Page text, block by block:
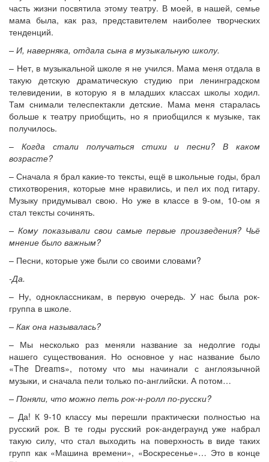
часть жизни посвятила этому театру. В моей, в нашей, семье
мама была, как раз, представителем наиболее творческих
тенденций.
– И, наверняка, отдала сына в музыкальную школу.
– Нет, в музыкальной школе я не учился. Мама меня отдала в
такую детскую драматическую студию при ленинградском
телевидении, в которую я в младших классах школы ходил.
Там снимали телеспектакли детские. Мама меня старалась
больше к театру приобщить, но я приобщился к музыке, так
получилось.
– Когда стали получаться стихи и песни? В каком
возрасте?
– Сначала я брал какие-то тексты, ещё в школьные годы, брал
стихотворения, которые мне нравились, и пел их под гитару.
Музыку придумывал свою. Но уже в классе в 9-ом, 10-ом я
стал тексты сочинять.
– Кому показывали свои самые первые произведения? Чьё
мнение было важным?
– Песни, которые уже были со своими словами?
-Да.
– Ну, одноклассникам, в первую очередь. У нас была рок-
группа в школе.
– Как она называлась?
– Мы несколько раз меняли название за недолгие годы
нашего существования. Но основное у нас название было
«The Dreams», потому что мы начинали с англоязычной
музыки, и сначала пели только по-английски. А потом…
– Поняли, что можно петь рок-н-ролл по-русски?
– Да! К 9-10 классу мы перешли практически полностью на
русский рок. В те годы русский рок-андеграунд уже набрал
такую силу, что стал выходить на поверхность в виде таких
групп как «Машина времени», «Воскресенье»… Это в конце